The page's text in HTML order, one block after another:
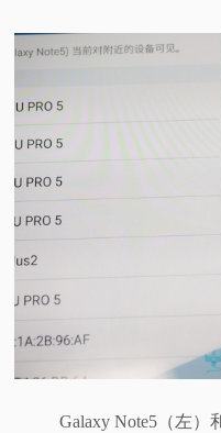
Galaxy Note5（左）